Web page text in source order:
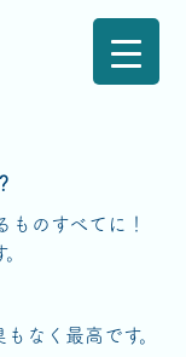
のすべてに！
なく最高です。